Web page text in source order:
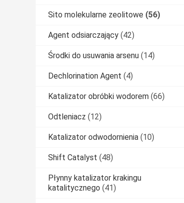
Sito molekularne zeolitowe (56)
Agent odsiarczający (42)
Środki do usuwania arsenu (14)
Dechlorination Agent (4)
Katalizator obróbki wodorem (66)
Odtleniacz (12)
Katalizator odwodornienia (10)
Shift Catalyst (48)
Płynny katalizator krakingu
katalitycznego (41)